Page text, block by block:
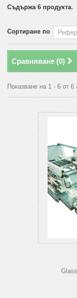
Съдържа 6 продукта.
Сортиране по
Сравняване (0)
Показване на 1 - 6 от 6